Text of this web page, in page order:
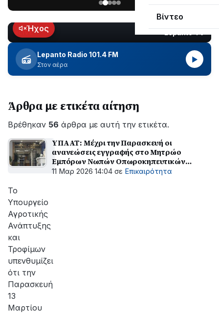
Βίντεο
Ναυπάκτου
εδώ
και
περίπου
δύο
ώρες
εξέλιξη
οι
εργασίες
ΔΕΔΔΗΕ
για
την
αποκατάσταση
βλάβης
LIVEΉχος
Lepanto Radio 101.4 FM
Στον αέρα
▶
Άρθρα με ετικέτα αίτηση
Βρέθηκαν 56 άρθρα με αυτή την ετικέτα.
ΥΠΑΑΤ: Μέχρι την Παρασκευή οι
ανανεώσεις εγγραφής στο Μητρώο
Εμπόρων Νωπών Οπωροκηπευτικών
(ΜΕΝΟ)
11 Μαρ 2026 14:04 σε Επικαιρότητα
Το
Υπουργείο
Αγροτικής
Ανάπτυξης
και
Τροφίμων
υπενθυμίζει
ότι την
Παρασκευή
13
Μαρτίου